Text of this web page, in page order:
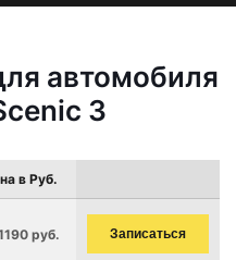
автомобиля
3
в Руб.
руб. Записаться